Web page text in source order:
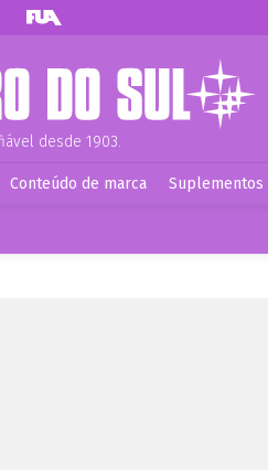
desde 1903.
Conteúdo de marca Suplementos